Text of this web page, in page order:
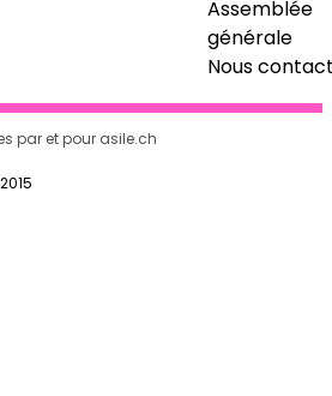
Assemblée
générale
Nous
par et pour asile.ch